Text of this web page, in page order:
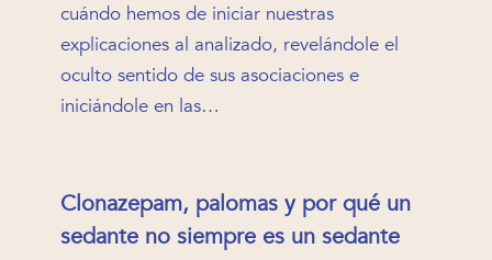
cuándo hemos de iniciar nuestras
explicaciones al analizado, revelándole el
oculto sentido de sus asociaciones e
iniciándole en las…
Clonazepam, palomas y por qué un
sedante no siempre es un sedante